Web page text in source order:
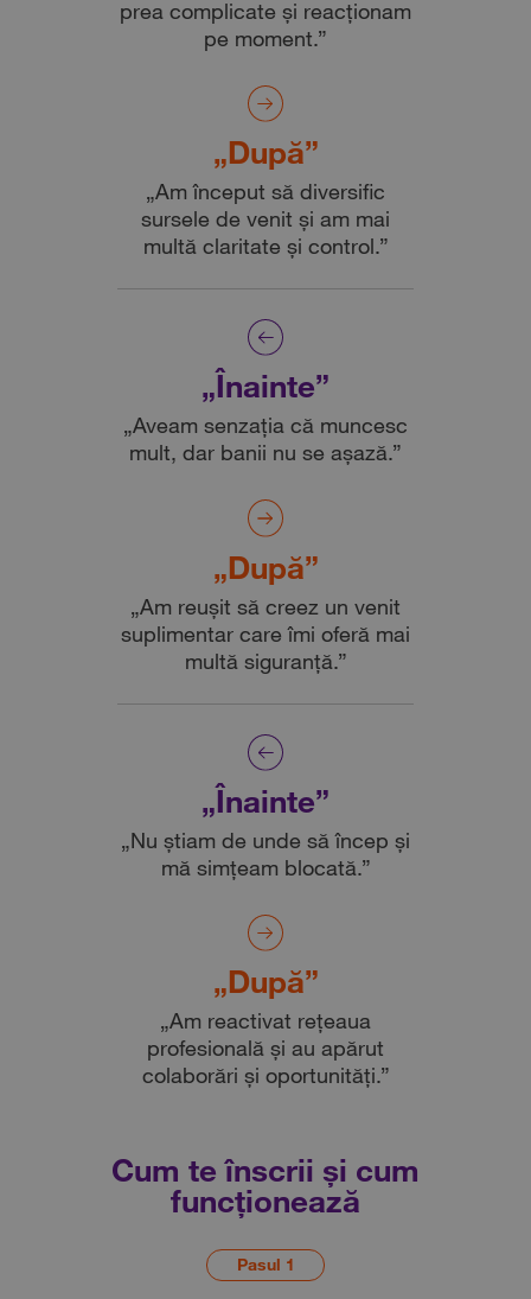
prea complicate și reacționam
pe moment.”
„După”
„Am început să diversific
sursele de venit și am mai
multă claritate și control.”
„Înainte”
„Aveam senzația că muncesc
mult, dar banii nu se așază.”
„După”
„Am reușit să creez un venit
suplimentar care îmi oferă mai
multă siguranță.”
„Înainte”
„Nu știam de unde să încep și
mă simțeam blocată.”
„După”
„Am reactivat rețeaua
profesională și au apărut
colaborări și oportunități.”
Cum te înscrii și cum
funcționează
Pasul 1